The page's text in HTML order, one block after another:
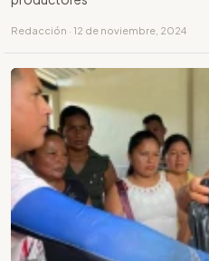
Redacción · 12 de noviembre, 2024